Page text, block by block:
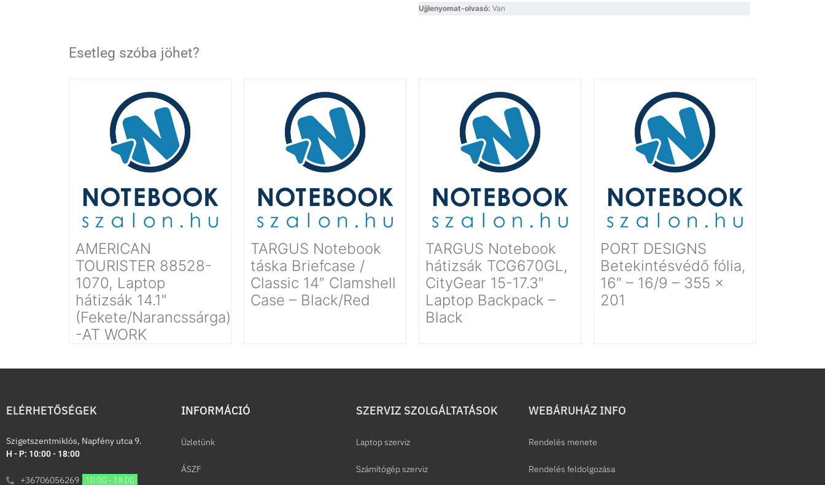
Ujjlenyomat-olvasó: Van
Esetleg szóba jöhet?
AMERICAN
TOURISTER 88528-
1070, Laptop
hátizsák 14.1″
(Fekete/Narancssárga)
-AT WORK
TARGUS Notebook
táska Briefcase /
Classic 14″ Clamshell
Case – Black/Red
TARGUS Notebook
hátizsák TCG670GL,
CityGear 15-17.3″
Laptop Backpack –
Black
PORT DESIGNS
Betekintésvédő fólia,
16″ – 16/9 – 355 x
201
ELÉRHETŐSÉGEK
Szigetszentmiklós, Napfény utca 9.
H - P: 10:00 - 18:00
+36706056269 10:00 - 18:00
INFORMÁCIÓ​
Üzletünk
ÁSZF
SZERVIZ SZOLGÁLTATÁSOK
Laptop szerviz
Számítógép szerviz
WEBÁRUHÁZ INFO
Rendelés menete
Rendelés feldolgozása